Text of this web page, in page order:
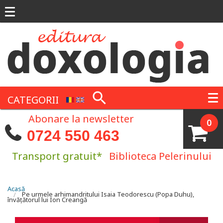
CATEGORII
0
Abonare la newsletter
0724 550 463
Transport gratuit* Biblioteca Pelerinului
Eşti aici
Acasă
Pe urmele arhimandritului Isaia Teodorescu (Popa Duhu),
învățătorul lui Ion Creangă